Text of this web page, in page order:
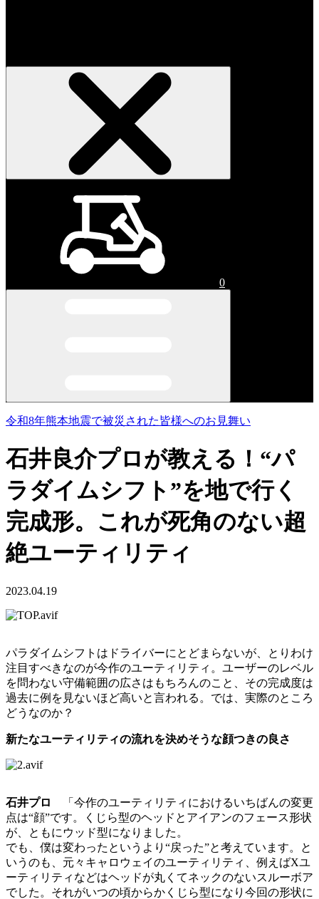
0
令和8年熊本地震で被災された皆様へのお見舞い
石井良介プロが教える！“パ
ラダイムシフト”を地で行く
完成形。これが死角のない超
絶ユーティリティ
2023.04.19
パラダイムシフトはドライバーにとどまらないが、とりわけ
注目すべきなのが今作のユーティリティ。ユーザーのレベル
を問わない守備範囲の広さはもちろんのこと、その完成度は
過去に例を見ないほど高いと言われる。では、実際のところ
どうなのか？
新たなユーティリティの流れを決めそうな顔つきの良さ
石井プロ
「今作のユーティリティにおけるいちばんの変更
点は“顔”です。くじら型のヘッドとアイアンのフェース形状
が、ともにウッド型になりました。
でも、僕は変わったというより“戻った”と考えています。と
いうのも、元々キャロウェイのユーティリティ、例えばXユ
ーティリティなどはヘッドが丸くてネックのないスルーボア
でした。それがいつの頃からかくじら型になり今回の形状に